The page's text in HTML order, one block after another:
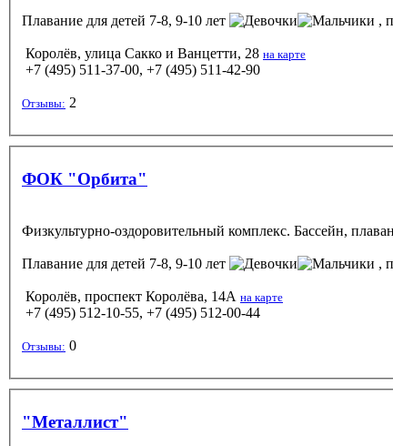
Плавание для детей 7-8, 9-10 лет ,
Королёв, улица Сакко и Ванцетти, 28 на карте
+7 (495) 511-37-00, +7 (495) 511-42-90
Отзывы: 2
ФОК "Орбита"
Физкультурно-оздоровительный комплекс. Бассейн,
Плавание для детей 7-8, 9-10 лет ,
Королёв, проспект Королёва, 14А на карте
+7 (495) 512-10-55, +7 (495) 512-00-44
Отзывы: 0
"Металлист"